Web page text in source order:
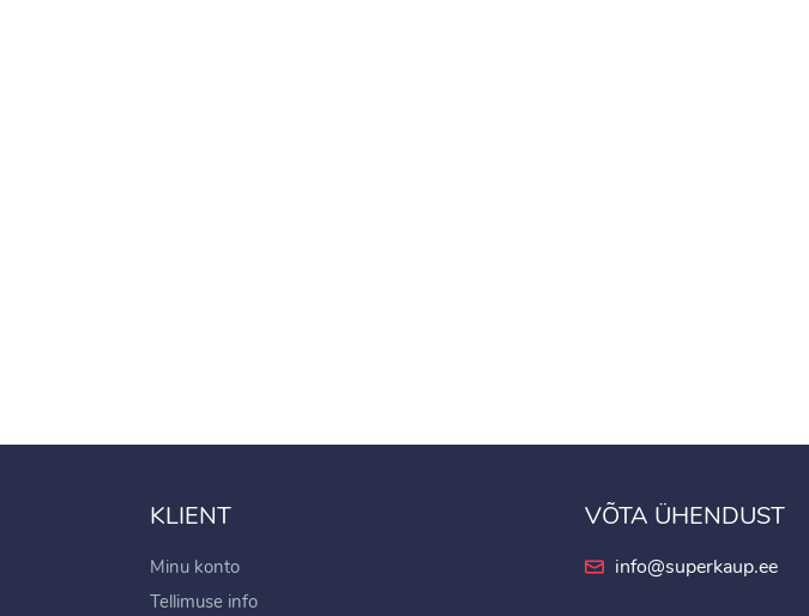
KLIENT
Minu konto
Tellimuse info
VÕTA ÜHENDUST
info@superkaup.ee